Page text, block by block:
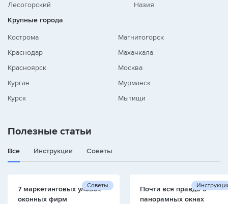
Лесогорский
Назия
Крупные города
Кострома
Краснодар
Красноярск
Курган
Курск
Магнитогорск
Махачкала
Москва
Мурманск
Мытищи
Полезные статьи
Все Инструкции Советы
Советы
7 маркетинговых уловок
оконных фирм
Почти вся правда о
панорамных окнах